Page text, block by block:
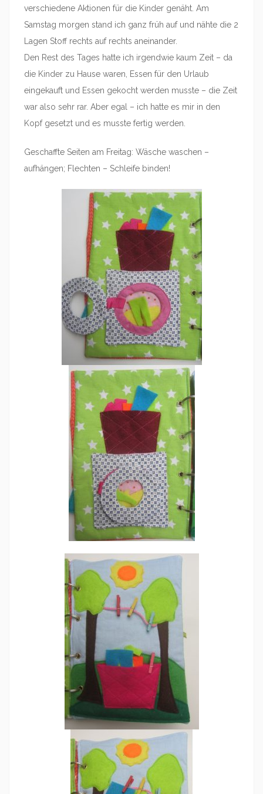
verschiedene Aktionen für die Kinder genäht. Am
Samstag morgen stand ich ganz früh auf und nähte die 2
Lagen Stoff rechts auf rechts aneinander.
Den Rest des Tages hatte ich irgendwie kaum Zeit – da
die Kinder zu Hause waren, Essen für den Urlaub
eingekauft und Essen gekocht werden musste – die Zeit
war also sehr rar. Aber egal – ich hatte es mir in den
Kopf gesetzt und es musste fertig werden.
Geschaffte Seiten am Freitag: Wäsche waschen –
aufhängen; Flechten – Schleife binden!